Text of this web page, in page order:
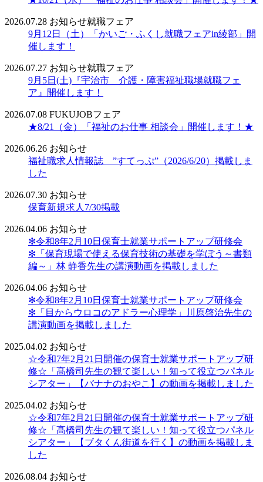
2026.07.28 お知らせ就職フェア
9月12日（土）「かいご・ふくし就職フェアin綾部」開
催します！
2026.07.27 お知らせ就職フェア
9月5日(土)『宇治市 介護・障害福祉職場就職フェ
ア』開催します！
2026.07.08 FUKUJOBフェア
★8/21（金）「福祉のお仕事 相談会」開催します！★
2026.06.26 お知らせ
福祉職求人情報誌 ”すてっぷ”（2026/6/20）掲載しま
した
2026.07.30 お知らせ
保育新規求人7/30掲載
2026.04.06 お知らせ
✻令和8年2月10日保育士就業サポートアップ研修会
✻「保育現場で使える保育技術の基礎を学ぼう～書類
編～」林 静香先生の講演動画を掲載しました
2026.04.06 お知らせ
✻令和8年2月10日保育士就業サポートアップ研修会
✻「目からウロコのアドラー心理学」川原啓治先生の
講演動画を掲載しました
2025.04.02 お知らせ
☆令和7年2月21日開催の保育士就業サポートアップ研
修☆「髙橋司先生の観て楽しい！知って役立つパネル
シアター」【バナナのおやこ】の動画を掲載しました
2025.04.02 お知らせ
☆令和7年2月21日開催の保育士就業サポートアップ研
修☆「髙橋司先生の観て楽しい！知って役立つパネル
シアター」【ブタくん街道を行く】の動画を掲載しま
した
2026.08.04 お知らせ